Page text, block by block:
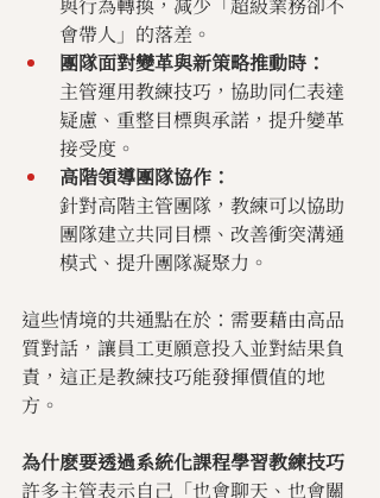
與行為轉換，减少「超級業務卻不
會帶人」的落差。
團隊面對變革與新策略推動時：
主管運用教練技巧，協助同仁表達
疑慮、重整目標與承諾，提升變革
接受度。
高階領導團隊協作：
針對高階主管團隊，教練可以協助
團隊建立共同目標、改善衝突溝通
模式、提升團隊凝聚力。
這些情境的共通點在於：需要藉由高品
質對話，讓員工更願意投入並對結果負
責，這正是教練技巧能發揮價值的地
方。
為什麽要透過系統化課程學習教練技巧
許多主管表示自己「也會聊天、也會關